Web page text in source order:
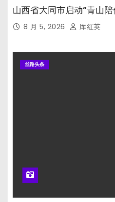
山西省大同市启动“青山
8 月 5, 2026 厍红英
丝路头条